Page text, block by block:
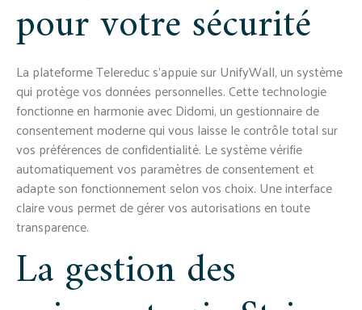
pour votre sécurité
La plateforme Telereduc s'appuie sur UnifyWall, un système
qui protège vos données personnelles. Cette technologie
fonctionne en harmonie avec Didomi, un gestionnaire de
consentement moderne qui vous laisse le contrôle total sur
vos préférences de confidentialité. Le système vérifie
automatiquement vos paramètres de consentement et
adapte son fonctionnement selon vos choix. Une interface
claire vous permet de gérer vos autorisations en toute
transparence.
La gestion des